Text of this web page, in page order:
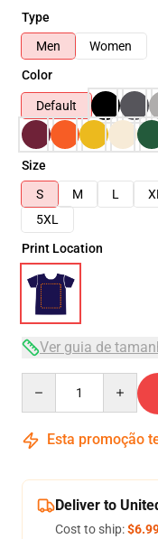
Type
Men
Women
Color
Default
Size
S
M L XL
5XL
Print Location
Ver guia de
Esta promoção
Deliver to
Cost to ship: